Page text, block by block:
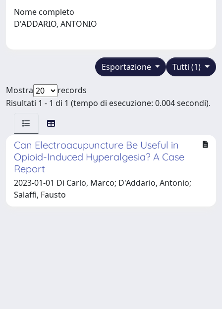
Nome completo
D'ADDARIO, ANTONIO
Tutti (1)
Esportazione
Mostra
records
Risultati 1 - 1 di 1 (tempo di esecuzione: 0.004 secondi).
Can Electroacupuncture Be Useful in
Opioid-Induced Hyperalgesia? A Case
Report
2023-01-01 Di Carlo, Marco; D'Addario, Antonio;
Salaffi, Fausto